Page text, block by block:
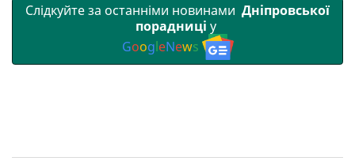
Слідкуйте за останніми новинами Дніпровської
порадниці у
GoogleNews